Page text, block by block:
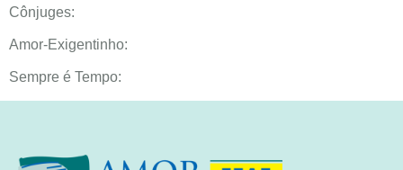
Cônjuges:
Amor-Exigentinho:
Sempre é Tempo: